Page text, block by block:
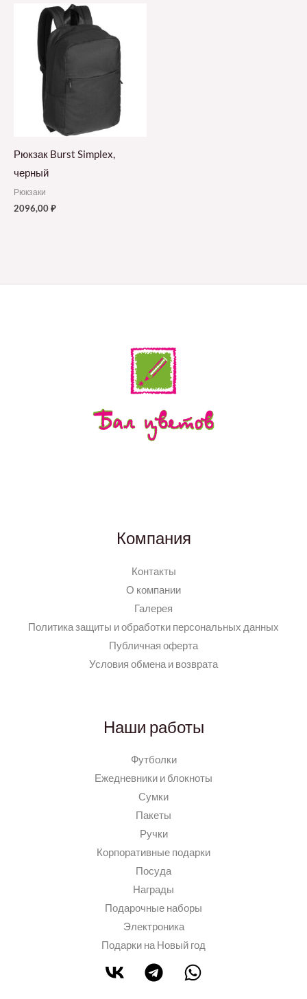
Рюкзак Burst Simplex,
черный
Рюкзаки
2096,00₽
Компания
Контакты
О компании
Галерея
Политика защиты и обработки персональных данных
Публичная оферта
Условия обмена и возврата
Наши работы
Футболки
Ежедневники и блокноты
Сумки
Пакеты
Ручки
Корпоративные подарки
Посуда
Награды
Подарочные наборы
Электроника
Подарки на Новый год